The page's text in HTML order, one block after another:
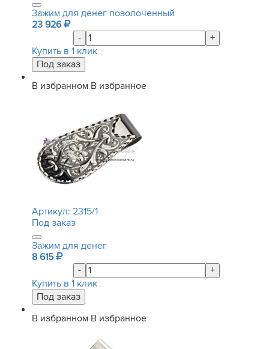
Зажим для денег позолоченный
23 926
-
+
Купить в 1 клик
В избранном В избранное
Артикул: 2315/1
Под заказ
Зажим для денег
8 615
-
+
Купить в 1 клик
В избранном В избранное